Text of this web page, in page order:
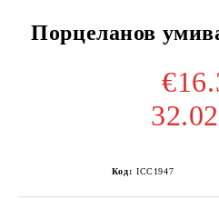
Порцеланов
Код: ICC1947